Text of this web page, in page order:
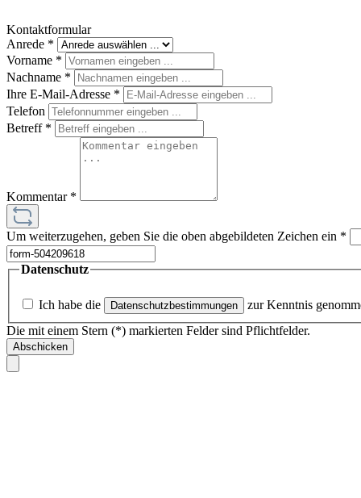
Kontaktformular
Anrede *
Vorname *
Nachname *
Ihre E-Mail-Adresse *
Telefon
Betreff *
Kommentar *
Um weiterzugehen, geben Sie die oben abgebildeten Zeichen ein *
Datenschutz
Ich habe die Datenschutzbestimmungen
zur Kenntnis
Die mit einem Stern (*) markierten Felder sind Pflichtfelder.
Abschicken